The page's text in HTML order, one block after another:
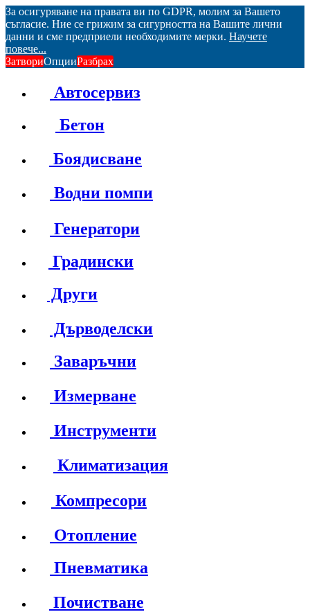
За осигуряване на правата ви по GDPR, молим за Вашето
съгласие. Ние се грижим за сигурността на Вашите лични
данни и сме предприели необходимите мерки. Научете
повече...
ЗатвориОпцииРазбрах
Автосервиз
Бетон
Боядисване
Водни помпи
Генератори
Градински
Други
Дърводелски
Заваръчни
Измерване
Инструменти
Климатизация
Компресори
Отопление
Пневматика
Почистване